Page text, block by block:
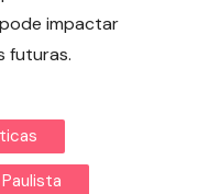
impactar
futuras.